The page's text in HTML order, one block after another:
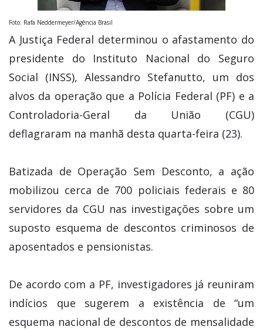
Foto: Rafa Neddermeyer/Agência Brasil
A Justiça Federal determinou o afastamento do
presidente do Instituto Nacional do Seguro
Social (INSS), Alessandro Stefanutto, um dos
alvos da operação que a Polícia Federal (PF) e a
Controladoria-Geral da União (CGU)
deflagraram na manhã desta quarta-feira (23).
Batizada de Operação Sem Desconto, a ação
mobilizou cerca de 700 policiais federais e 80
servidores da CGU nas investigações sobre um
suposto esquema de descontos criminosos de
aposentados e pensionistas.
De acordo com a PF, investigadores já reuniram
indícios que sugerem a existência de “um
esquema nacional de descontos de mensalidade